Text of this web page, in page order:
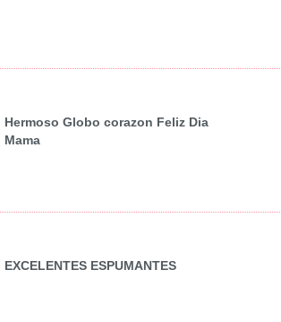
Hermoso Globo corazon Feliz Dia
Mama
EXCELENTES ESPUMANTES